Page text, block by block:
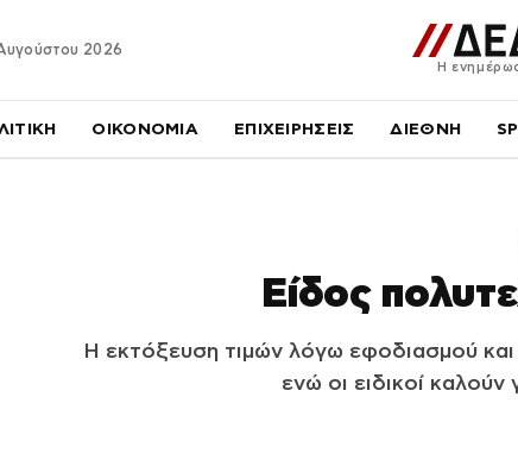
2026
Η
ΟΙΚΟΝΟΜΙΑ ΕΠΙΧΕΙΡΗΣΕΙΣ ΔΙΕΘΝΗ
Είδος
Η εκτόξευση τιμών λόγω εφοδιασμού
ενώ οι ειδικοί